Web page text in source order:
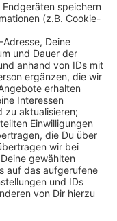
an.Welche
2023 gibt